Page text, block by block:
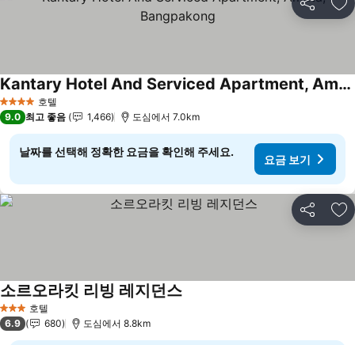
공유 즐
4 성급 호텔
Kantary Hotel And Serviced Apartment, Amata, Bangpakong
요금 보기
9.0 최고 좋음 1,466 도심에서 7.0km
날짜를 선택해 정확한 요금을 확인해 주세요.
요금 보기
공유 즐
3 성급 호텔
소르오라킷 리빙 레지던스요금 보기
6.9 680 도심에서 8.8km